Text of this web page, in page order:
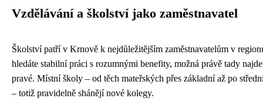
Vzdělávání a školství jako zaměstnavatel
Školství patří v Krnově k nejdůležitějším zaměstnavatelům v
hledáte stabilní práci s rozumnými benefity, možná právě tady
pravé. Místní školy – od těch mateřských přes základní až po
– totiž pravidelně shánějí nové kolegy.